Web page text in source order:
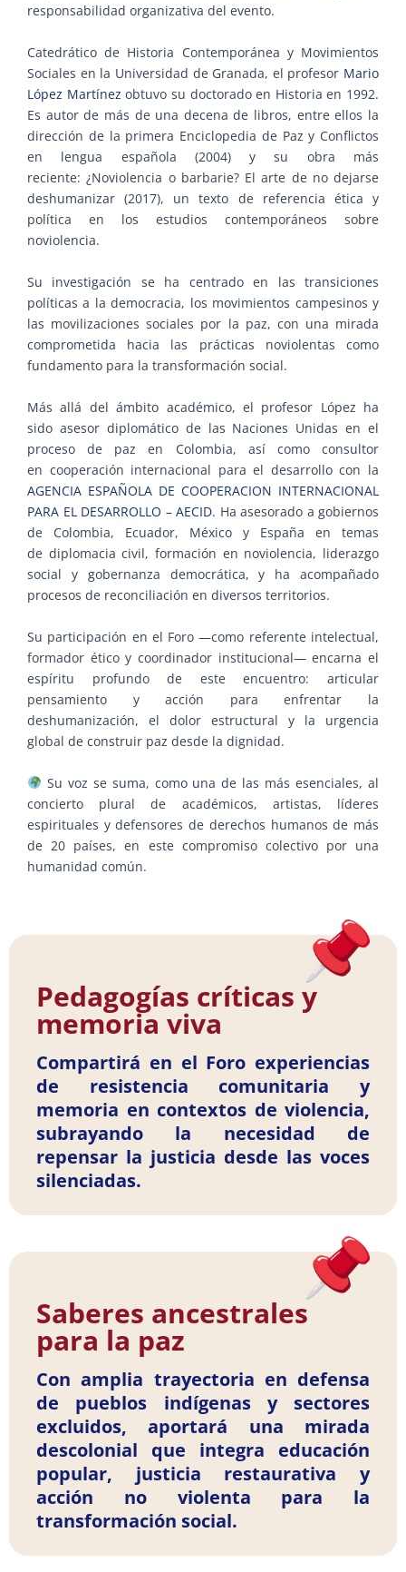
responsabilidad organizativa del evento.
Catedrático de Historia Contemporánea y Movimientos
Sociales en la Universidad de Granada, el profesor Mario
López Martínez obtuvo su doctorado en Historia en 1992.
Es autor de más de una decena de libros, entre ellos la
dirección de la primera Enciclopedia de Paz y Conflictos
en lengua española (2004) y su obra más
reciente: ¿Noviolencia o barbarie? El arte de no dejarse
deshumanizar (2017), un texto de referencia ética y
política en los estudios contemporáneos sobre
noviolencia.
Su investigación se ha centrado en las transiciones
políticas a la democracia, los movimientos campesinos y
las movilizaciones sociales por la paz, con una mirada
comprometida hacia las prácticas noviolentas como
fundamento para la transformación social.
Más allá del ámbito académico, el profesor López ha
sido asesor diplomático de las Naciones Unidas en el
proceso de paz en Colombia, así como consultor
en cooperación internacional para el desarrollo con la
AGENCIA ESPAÑOLA DE COOPERACION INTERNACIONAL
PARA EL DESARROLLO – AECID. Ha asesorado a gobiernos
de Colombia, Ecuador, México y España en temas
de diplomacia civil, formación en noviolencia, liderazgo
social y gobernanza democrática, y ha acompañado
procesos de reconciliación en diversos territorios.
Su participación en el Foro —como referente intelectual,
formador ético y coordinador institucional— encarna el
espíritu profundo de este encuentro: articular
pensamiento y acción para enfrentar la
deshumanización, el dolor estructural y la urgencia
global de construir paz desde la dignidad.
Su voz se suma, como una de las más esenciales, al
concierto plural de académicos, artistas, líderes
espirituales y defensores de derechos humanos de más
de 20 países, en este compromiso colectivo por una
humanidad común.
Pedagogías críticas y
memoria viva
Compartirá en el Foro experiencias
de resistencia comunitaria y
memoria en contextos de violencia,
subrayando la necesidad de
repensar la justicia desde las voces
silenciadas.
Saberes ancestrales
para la paz
Con amplia trayectoria en defensa
de pueblos indígenas y sectores
excluidos, aportará una mirada
descolonial que integra educación
popular, justicia restaurativa y
acción no violenta para la
transformación social.